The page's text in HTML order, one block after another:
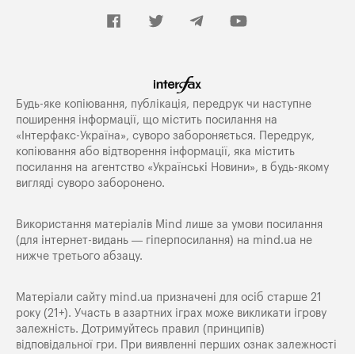
Будь-яке копiювання, публiкацiя, передрук чи наступне
поширення iнформацiї, що мiстить посилання на
«Iнтерфакс-Україна», суворо забороняється. Передрук,
копіювання або відтворення інформації, яка містить
посилання на агентство «Українські Новини», в будь-якому
вигляді суворо заборонено.
Використання матеріалів Mind лише за умови посилання
(для інтернет-видань — гіперпосилання) на mind.ua не
нижче третього абзацу.
Матеріали сайту mind.ua призначені для осіб старше 21
року (21+). Участь в азартних іграх може викликати ігрову
залежність. Дотримуйтесь правил (принципів)
відповідальної гри. При виявленні перших ознак залежності